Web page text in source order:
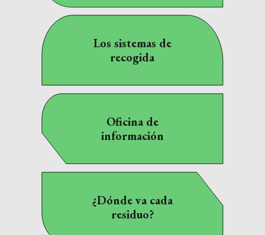
Los sistemas de
recogida
Oficina de
información
¿Dónde va cada
residuo?